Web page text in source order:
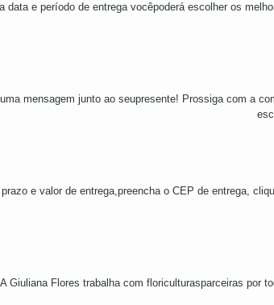
data e período de entrega vocêpoderá escolher os
mensagem junto ao seupresente! Prossiga com a
e valor de entrega,preencha o CEP de entrega,
A Giuliana Flores trabalha com floriculturasparceiras por